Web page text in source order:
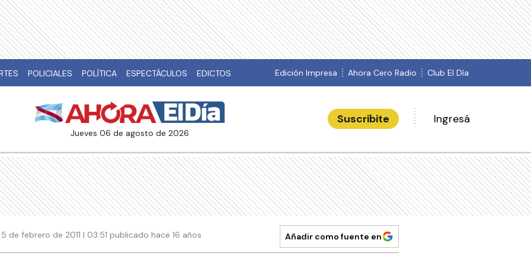
POLICIALES POLÍTICA ESPECTÁCULOS EDICTOS Edición Impresa Ahora Cero Radio Club El Día
jueves 06 de agosto de 2026
Suscribite Ingresá
5 de febrero de 2011 | 03:51 publicado hace 16 años Añadir como fuente en